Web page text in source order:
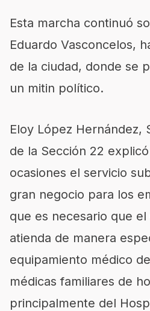
Esta marcha continuó
Eduardo Vasconcelos,
de la ciudad, donde se
un mitin político.
Eloy López Hernández,
de la Sección 22
ocasiones el servicio
gran negocio para los
que es necesario que
atienda de manera
equipamiento médico
médicas familiares de
principalmente del